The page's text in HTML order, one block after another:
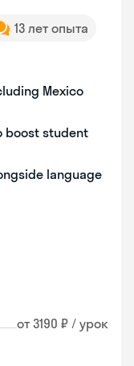
13 лет опыта
Mexico
boost student
language
от 3190 ₽ / урок